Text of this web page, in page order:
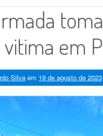
em
Silva em 19 de agosto de 2023